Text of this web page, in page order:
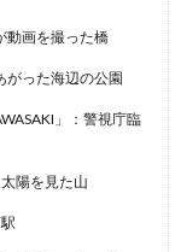
動画を撮った橋
がった海辺の公園
」：警視庁臨
陽を見た山